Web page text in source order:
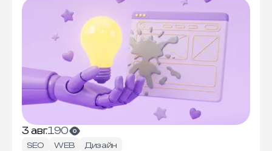
3 авг.190
SEO WEB Дизайн